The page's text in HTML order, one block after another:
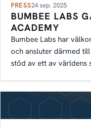
PRESS24 sep. 2025
BUMBEE LABS
ACADEMY
Bumbee Labs har
och ansluter därmed
stöd av ett av världens